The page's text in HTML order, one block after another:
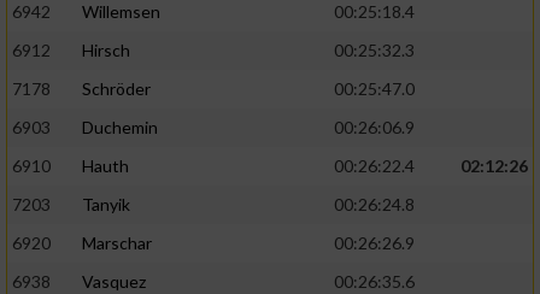
6942
Willemsen
00:25:18.4
6912
Hirsch
00:25:32.3
7178
Schröder
00:25:47.0
6903
Duchemin
00:26:06.9
6910
Hauth 00:26:22.4
02:12:26
7203
Tanyik
00:26:24.8
6920
Marschar
00:26:26.9
6938
Vasquez
00:26:35.6